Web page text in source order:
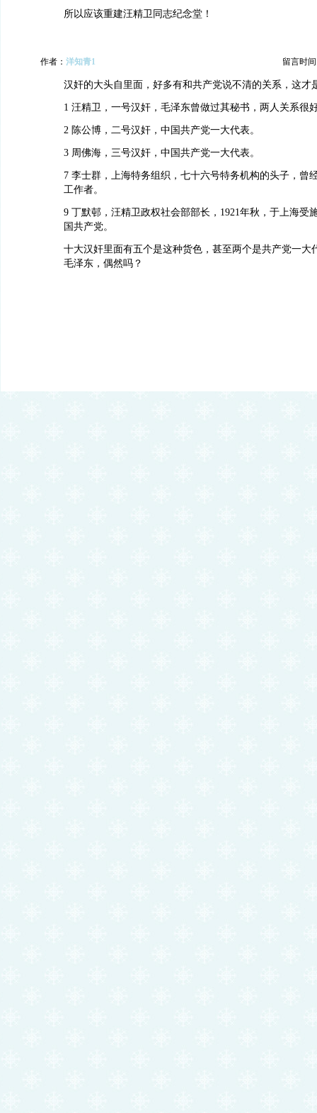
所以应该重建汪精卫同志纪念堂！
作者： 洋知青1 留言时间
汉奸的大头自里面，好多有和共产党说不清的关系，这才
1 汪精卫，一号汉奸，毛泽东曾做过其秘书，两人关系很
2 陈公博，二号汉奸，中国共产党一大代表。
3 周佛海，三号汉奸，中国共产党一大代表。
7 李士群，上海特务组织，七十六号特务机构的头子，曾
工作者。
9 丁默邨，汪精卫政权社会部部长，1921年秋，于上海受
国共产党。
十大汉奸里面有五个是这种货色，甚至两个是共产党一大
毛泽东，偶然吗？